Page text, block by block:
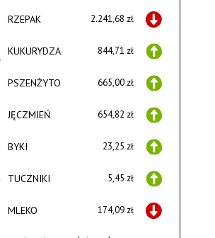
RZEPAK 2.241,68 zł
KUKURYDZA 844,71 zł
PSZENŻYTO 665,00 zł
JĘCZMIEŃ 654,82 zł
BYKI 23,25 zł
TUCZNIKI 5,45 zł
MLEKO 174,09 zł